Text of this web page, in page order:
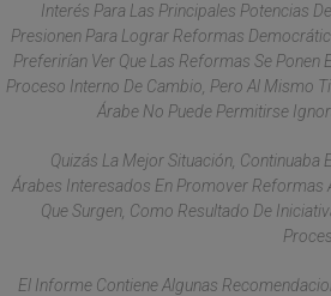
Interés Para Las Principales Potencias
Presionen Para Lograr Reformas
Preferirían Ver Que Las Reformas Se Ponen
Proceso Interno De Cambio, Pero Al Mismo
Árabe No Puede Permitirse
Quizás La Mejor Situación, Continuaba
Árabes Interesados En Promover Reformas
Que Surgen, Como Resultado De
El Informe Contiene Algunas